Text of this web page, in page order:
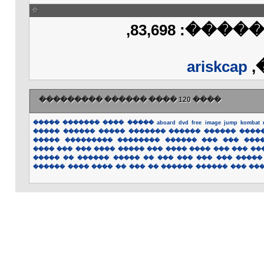
��������: 76,438, ���������: 83,698,
ariskcap
���� 120 ���� ������ ���������
aboard dvd free image jump kombat
�����
����
�������
�����
������
������
�������
�����
������
�����
���
���
������
��������
���������
�����
���
���
����
����
���
�����
����
���
���
����
�����
���
���
���
���
��
�����
������
��
�����
���
������
������
��
���
��
����
����
������